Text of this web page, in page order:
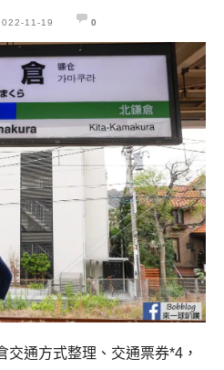
11-19 0
交通方式整理、交通票券*4，